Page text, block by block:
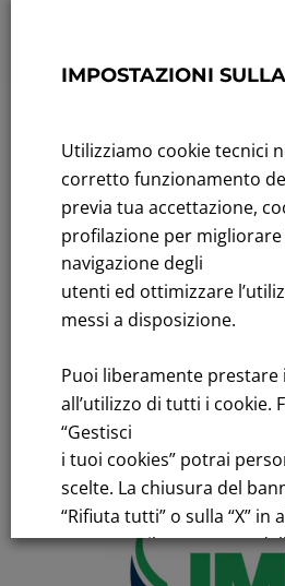
Andamento titolo: Il titolo in
Bandi di gara: Ultimi bandi
FNM S.p.A.
Sede in Milano, Piazzale Cadorna, 14
fnm@legalmail.it
Iscrizione Registro Imprese
C.F.e P.IVA 00776140154
C.C.I.AA. Milano – REA 28331
IMPOSTAZIONI
Utilizziamo cookie tecnici
corretto funzionamento
previa tua accettazione,
profilazione per migliorare
navigazione degli
utenti ed ottimizzare
messi a disposizione.
Puoi liberamente prestare
all’utilizzo di tutti i cookie.
“Gestisci
i tuoi cookies” potrai
scelte. La chiusura del
“Rifiuta tutti” o sulla “X” in
comporta il permanere
default e la continuazione